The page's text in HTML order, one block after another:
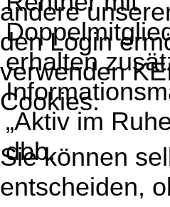
erhalten
„Aktiv im
dbb.
andere
den Login
verwenden
Cookies.
Sie können
entscheiden,